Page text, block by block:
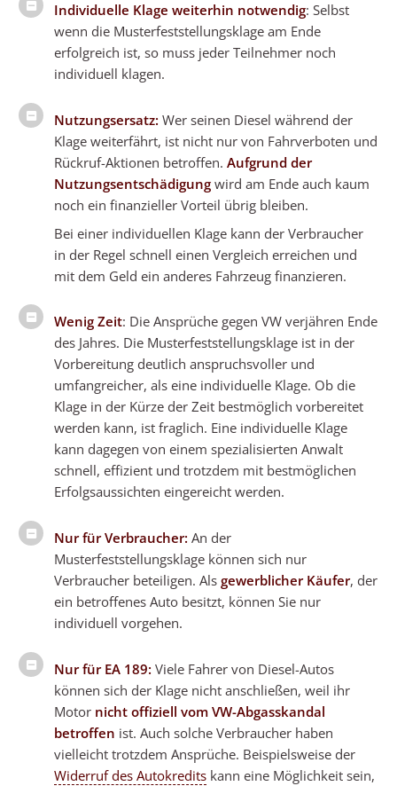
Individuelle Klage weiterhin notwendig: Selbst
wenn die Musterfeststellungsklage am Ende
erfolgreich ist, so muss jeder Teilnehmer noch
individuell klagen.
Nutzungsersatz: Wer seinen Diesel während der
Klage weiterfährt, ist nicht nur von Fahrverboten und
Rückruf-Aktionen betroffen.Aufgrund der
Nutzungsentschädigung wird am Ende auch kaum
noch ein finanzieller Vorteil übrig bleiben.
Bei einer individuellen Klage kann der Verbraucher
in der Regel schnell einen Vergleich erreichen und
mit dem Geld ein anderes Fahrzeug finanzieren.
Wenig Zeit: Die Ansprüche gegen VW verjähren Ende
des Jahres. Die Musterfeststellungsklage ist in der
Vorbereitung deutlich anspruchsvoller und
umfangreicher, als eine individuelle Klage. Ob die
Klage in der Kürze der Zeit bestmöglich vorbereitet
werden kann, ist fraglich. Eine individuelle Klage
kann dagegen von einem spezialisierten Anwalt
schnell, effizient und trotzdem mit bestmöglichen
Erfolgsaussichten eingereicht werden.
Nur für Verbraucher: An der
Musterfeststellungsklage können sich nur
Verbraucher beteiligen. Als gewerblicher Käufer, der
ein betroffenes Auto besitzt, können Sie nur
individuell vorgehen.
Nur für EA 189: Viele Fahrer von Diesel-Autos
können sich der Klage nicht anschließen, weil ihr
Motor nicht offiziell vom VW-Abgasskandal
betroffen ist. Auch solche Verbraucher haben
vielleicht trotzdem Ansprüche. Beispielsweise der
Widerruf des Autokredits kann eine Möglichkeit sein,